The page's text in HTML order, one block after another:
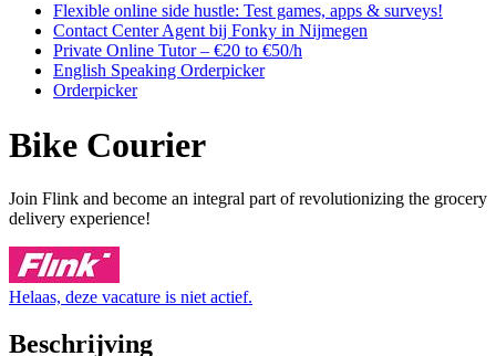
Flexible online side hustle: Test games, apps & surveys!
Contact Center Agent bij Fonky in Nijmegen
Private Online Tutor – €20 to €50/h
English Speaking Orderpicker
Orderpicker
Bike Courier
Join Flink and become an integral part of revolutionizing the grocery
delivery experience!
Helaas, deze vacature is niet actief.
Beschrijving